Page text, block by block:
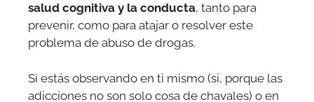
salud cognitiva y la conducta, tanto para
prevenir, como para atajar o resolver este
problema de abuso de drogas.
Si estás observando en ti mismo (sí, porque las
adicciones no son solo cosa de chavales) o en